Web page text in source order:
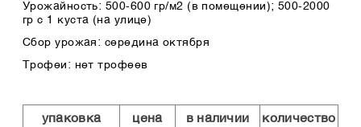
Урожайность: 500-600 гр/м2 (в помещении); 500-2000
гр с 1 куста (на улице)
Сбор урожая: середина октября
Трофеи: нет трофеев
упаковка цена в наличии количество